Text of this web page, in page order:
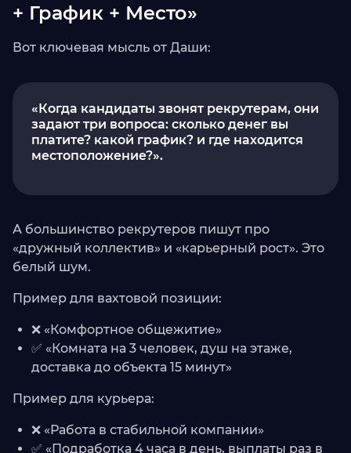
+ График + Место»
Вот ключевая мысль от Даши:
«Когда кандидаты звонят рекрутерам, они
задают три вопроса: сколько денег вы
платите? какой график? и где находится
местоположение?».
А большинство рекрутеров пишут про
«дружный коллектив» и «карьерный рост». Это
белый шум.
Пример для вахтовой позиции:
❌ «Комфортное общежитие»
✅ «Комната на 3 человек, душ на этаже,
доставка до объекта 15 минут»
Пример для курьера:
❌ «Работа в стабильной компании»
✅ «Подработка 4 часа в день, выплаты раз в